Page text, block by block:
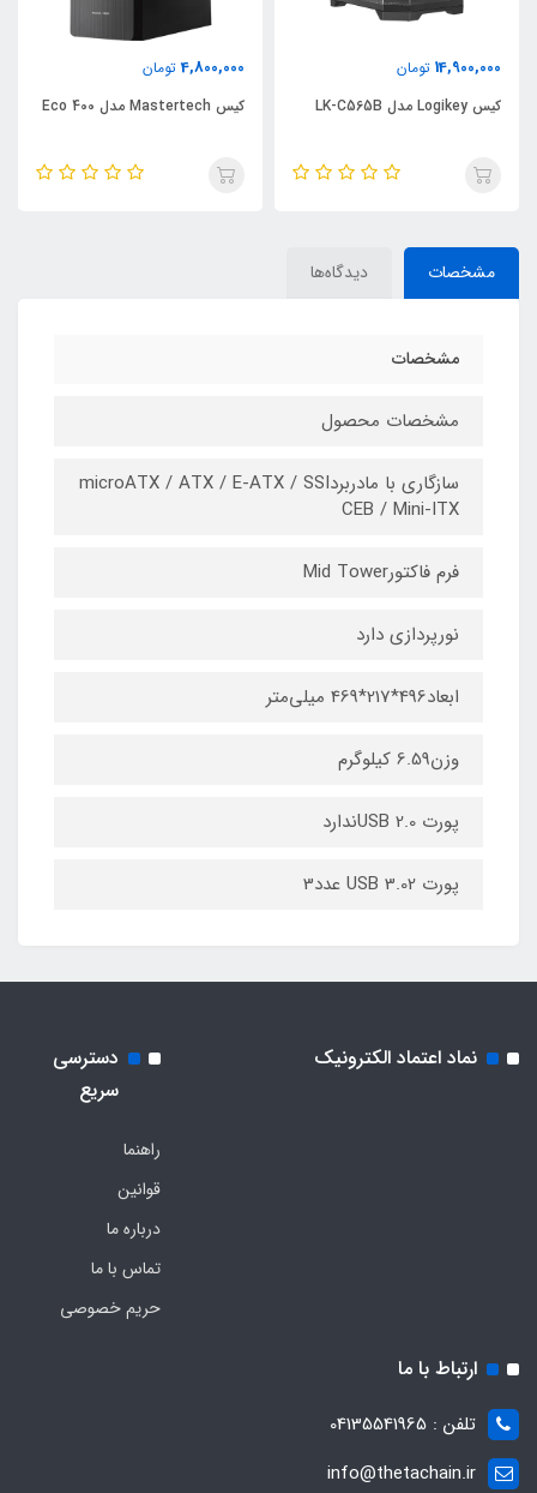
4,800,000
کیس Mastertech مدل Eco 400
14,800,000
کیس لاجی کی مدل C634B
مشخصات دیدگاه‌ها
مشخصات
مشخصات محصول
سازگاری با مادربردmicroATX / ATX / E-ATX / SSI
CEB / Mini-ITX
فرم فاکتورMid Tower
نورپردازی دارد
ابعاد496*217*469 میلی‌متر
وزن6.59 کیلوگرم
پورت USB 2.0ندارد
پورت USB 3.02 عدد3
نماد اعتماد الکترونیک
دسترسی
سریع
راهنما
قوانین
درباره ما
تماس با ما
حریم خصوصی
ارتباط با ما
تلفن : 04135541965
info@thetachain.ir